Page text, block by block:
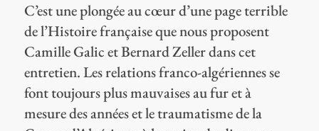
C’est une plongée au cœur d’une page terrible
de l’Histoire française que nous proposent
Camille Galic et Bernard Zeller dans cet
entretien. Les relations franco-algériennes se
font toujours plus mauvaises au fur et à
mesure des années et le traumatisme de la